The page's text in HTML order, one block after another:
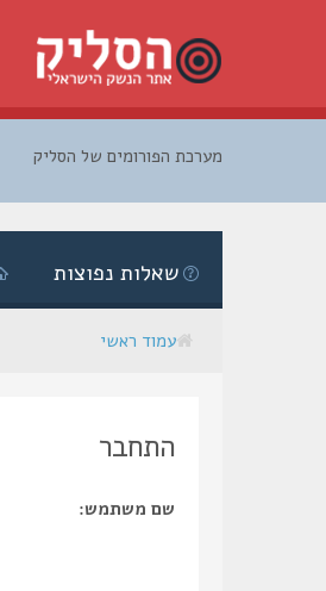
מערכת הפורומים של הסליק
שאלות נפוצות
עמוד ראשי
התחבר
שם משתמש: